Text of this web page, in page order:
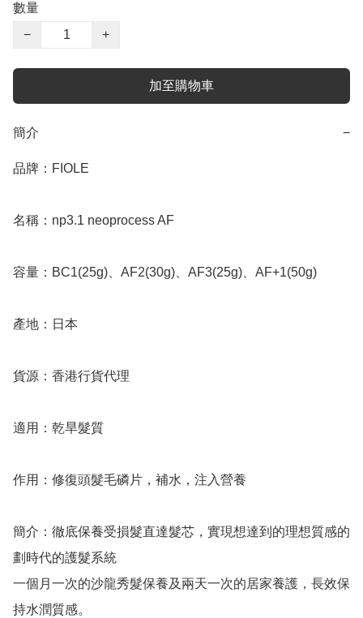
數量
−
+
加至購物車
簡介 −
品牌：FIOLE
名稱：np3.1 neoprocess AF
容量：BC1(25g)、AF2(30g)、AF3(25g)、AF+1(50g)
產地：日本
貨源：香港行貨代理
適用：乾旱髮質
作用：修復頭髮毛磷片，補水，注入營養
簡介：徹底保養受損髮直達髮芯，實現想達到的理想質感的
劃時代的護髮系統
一個月一次的沙龍秀髮保養及兩天一次的居家養護，長效保
持水潤質感。